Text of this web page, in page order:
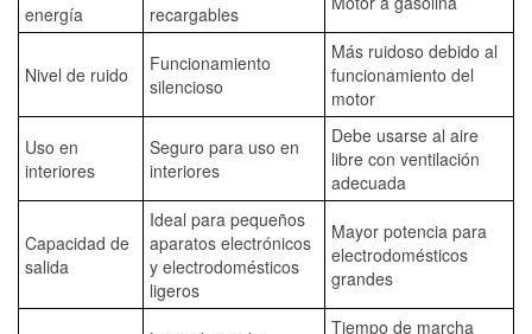
energía
recargables
Nivel de ruido
Funcionamiento
silencioso
Más ruidoso debido al
funcionamiento del
motor
Uso en
interiores
Seguro para uso en
interiores
Debe usarse al aire
libre con ventilación
adecuada
Capacidad de
salida
Ideal para pequeños
aparatos electrónicos
y electrodomésticos
ligeros
Mayor potencia para
electrodomésticos
grandes
Tiempo de marcha